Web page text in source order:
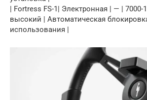
| Fortress FS-1| Электронная | — | 7000-
высокий | Автоматическая
использования |